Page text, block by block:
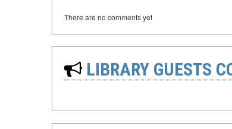
There are no comments yet
LIBRARY GUESTS